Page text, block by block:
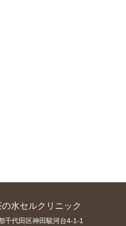
の水セルクリニック
千代田区神田駿河台4-1-1